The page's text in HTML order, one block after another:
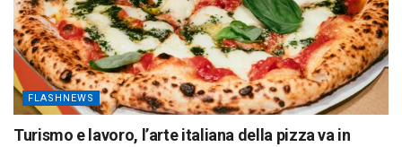
FLASHNEWS
Turismo e lavoro, l’arte italiana della pizza va in